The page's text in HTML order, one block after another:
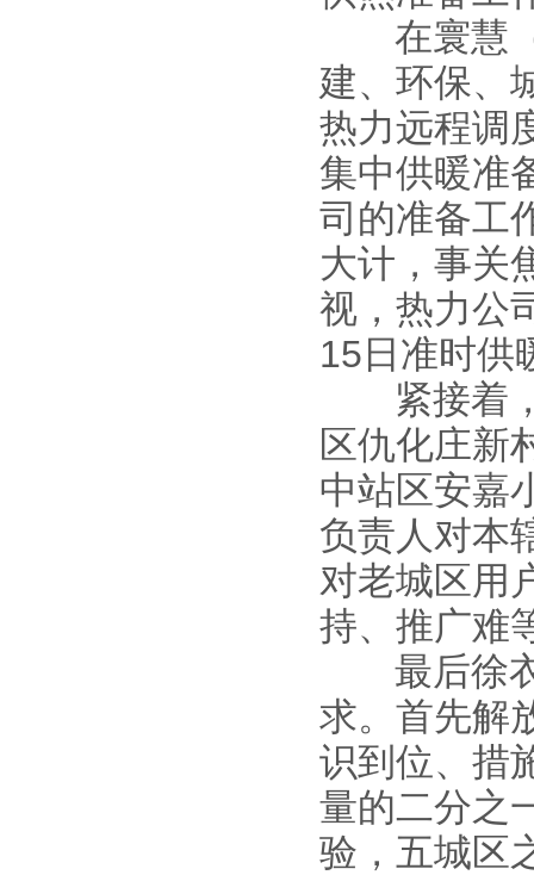
在寰慧（
建、环保、
热力远程调
集中供暖准
司的准备工
大计，事关
视，热力公
15日准时供
紧接着，
区仇化庄新
中站区安嘉
负责人对本
对老城区用
持、推广难
最后徐衣
求。首先解
识到位、措
量的二分之
验，五城区